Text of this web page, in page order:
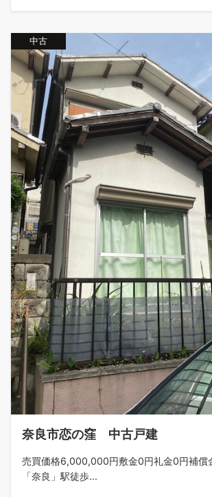
中古
奈良市恋の窪 中古戸建
売買価格6,000,000円敷金0円礼金0円補償
「奈良」駅徒歩...